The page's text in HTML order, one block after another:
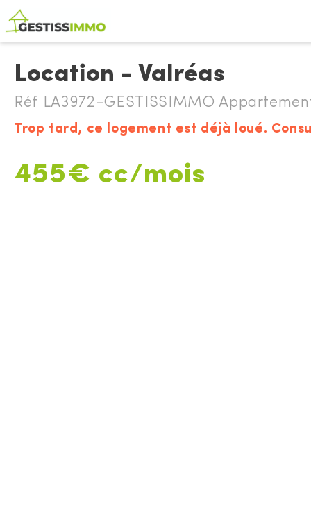
Location - Valréas
Réf LA3972-GESTISSIMMO
Trop tard, ce logement est déjà loué.
455€ cc/mois